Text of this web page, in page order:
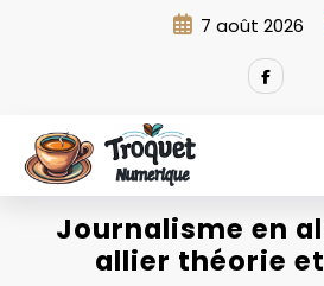
7 août 2026
Journalisme en
allier théorie